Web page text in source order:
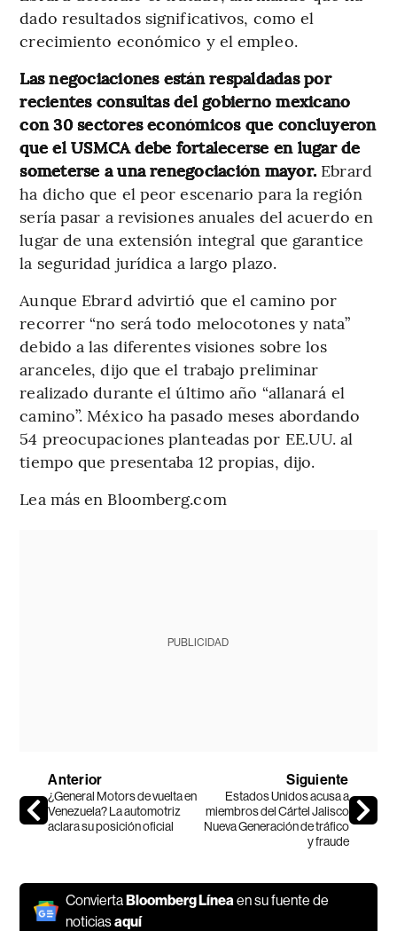
dado resultados significativos, como el
crecimiento económico y el empleo.
Las negociaciones están respaldadas por
recientes consultas del gobierno mexicano
con 30 sectores económicos que concluyeron
que el USMCA debe fortalecerse en lugar de
someterse a una renegociación mayor. Ebrard
ha dicho que el peor escenario para la región
sería pasar a revisiones anuales del acuerdo en
lugar de una extensión integral que garantice
la seguridad jurídica a largo plazo.
Aunque Ebrard advirtió que el camino por
recorrer “no será todo melocotones y nata”
debido a las diferentes visiones sobre los
aranceles, dijo que el trabajo preliminar
realizado durante el último año “allanará el
camino”. México ha pasado meses abordando
54 preocupaciones planteadas por EE.UU. al
tiempo que presentaba 12 propias, dijo.
Lea más en Bloomberg.com
PUBLICIDAD
Anterior
¿General Motors de vuelta en
Venezuela? La automotriz
aclara su posición oficial
Siguiente
Estados Unidos acusa a
miembros del Cártel Jalisco
Nueva Generación de tráfico
y fraude
ConviertaBloomberg Línea en su fuente de
noticiasaquí